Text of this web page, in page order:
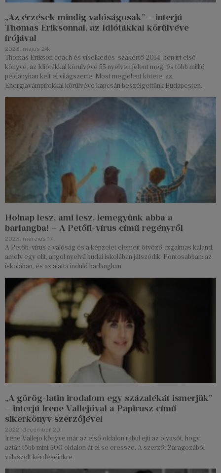
„Az érzések mindig valóságosak” – interjú
Thomas Eriksonnal, az Idiótákkal körülvéve
írójával
2023. május 24.
Thomas Erikson coach és viselkedés-szakértő 2014-ben írt első
könyve, az Idiótákkal körülvéve 55 nyelven jelent meg, és több millió
példányban kelt el világszerte. Most megjelent kötete, az
Energiavámpírokkal körülvéve kapcsán beszélgettünk Budapesten.
Holnap lesz, ami lesz, lemegyünk abba a
barlangba! – A Petőfi-vírus című regényről
2023. március 17.
A Petőfi-vírus a valóság és a képzelet elemeit ötvöző, izgalmas kaland,
amely egy elit, angol nyelvű budai iskolában játszódik. Pontosabban: az
iskolában, és az alatta induló barlangban.
„A görög-latin irodalom egy százalékát ismerjük”
– interjú Irene Vallejóval a Papirusz című
sikerkönyv szerzőjével
2022. december 20.
Irene Vallejo könyve már az első oldalon rabul ejti az olvasót, hogy
aztán több mint 500 oldalon át el se eressze. A szerzőt Zaragozából
válaszolt kérdéseinkre.